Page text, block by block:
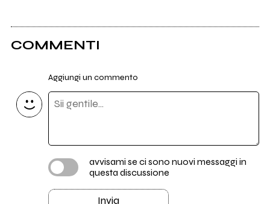
COMMENTI
Aggiungi un commento
avvisami se ci sono nuovi messaggi in
questa discussione
Invia